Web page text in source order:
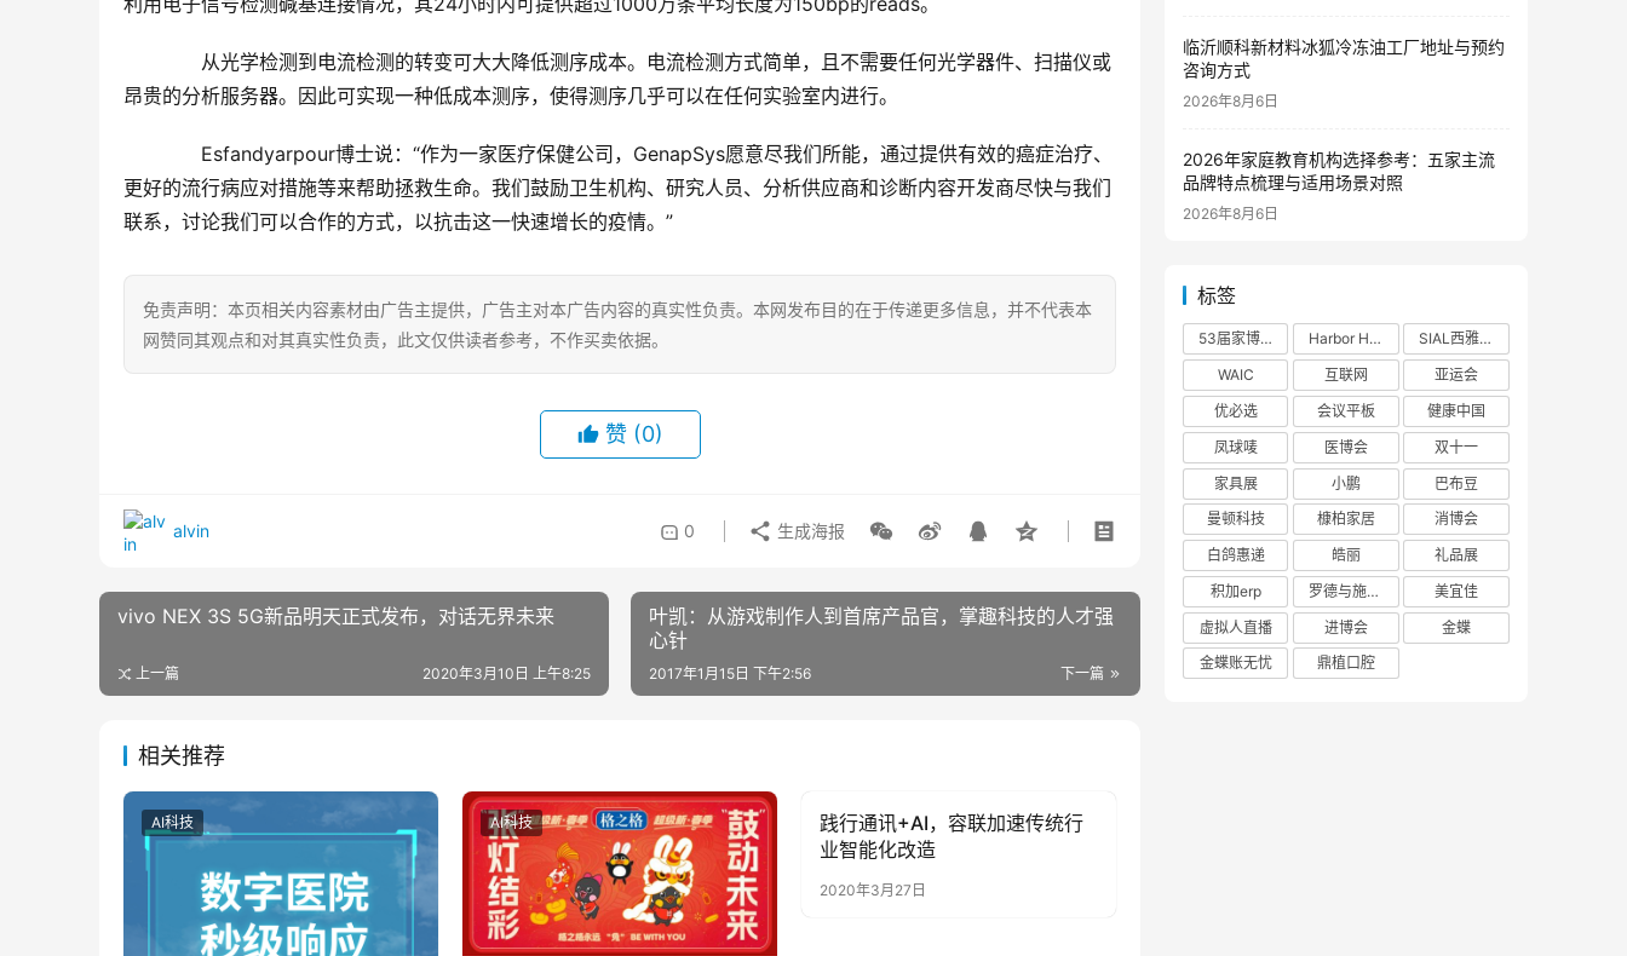
从光学检测到电流检测的转变可大大降低测序成本。电流检测方式简单，且不需要任何光学器件、扫描仪或
昂贵的分析服务器。因此可实现一种低成本测序，使得测序几乎可以在任何实验室内进行。
Esfandyarpour博士说：“作为一家医疗保健公司，GenapSys愿意尽我们所能，通过提供有效的癌症治疗、
更好的流行病应对措施等来帮助拯救生命。我们鼓励卫生机构、研究人员、分析供应商和诊断内容开发商尽快与我们
联系，讨论我们可以合作的方式，以抗击这一快速增长的疫情。”
免责声明：本页相关内容素材由广告主提供，广告主对本广告内容的真实性负责。本网发布目的在于传递更多信息，并不代表本
网赞同其观点和对其真实性负责，此文仅供读者参考，不作买卖依据。
赞 (0)
alvin 0 生成海报
vivo NEX 3S 5G新品明天正式发布，对话无界未来
上一篇 2020年3月10日 上午8:25
叶凯：从游戏制作人到首席产品官，掌趣科技的人才强
心针
下一篇
2017年1月15日 下午2:56
相关推荐
AI科技 AI科技 AI科技
践行通讯+AI，容联加速传统行
业智能化改造
2020年3月27日
临沂顺科新材料冰狐冷冻油工厂地址与预约
咨询方式
2026年8月6日
2026年家庭教育机构选择参考：五家主流
品牌特点梳理与适用场景对照
2026年8月6日
标签
53届家博会 Harbor House
SIAL西雅展
WAIC
互联网
亚运会
优必选
会议平板
健康中国
凤球唛
医博会
双十一
家具展
小鹏
巴布豆
曼顿科技
槺柏家居
消博会
白鸽惠递
皓丽
礼品展
积加erp
罗德与施瓦茨
美宜佳
虚拟人直播
进博会
金蝶
金蝶账无忧
鼎植口腔